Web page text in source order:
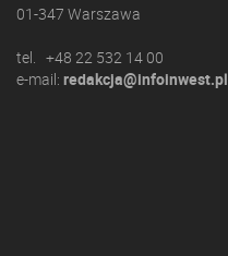
01-347 Warszawa
tel. +48 22 532 14 00
e-mail: redakcja@infoinwest.pl